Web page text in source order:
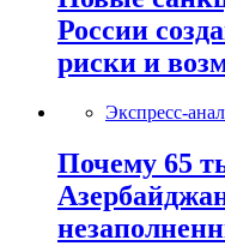
России
риски и
Экспресс-
Почему 65